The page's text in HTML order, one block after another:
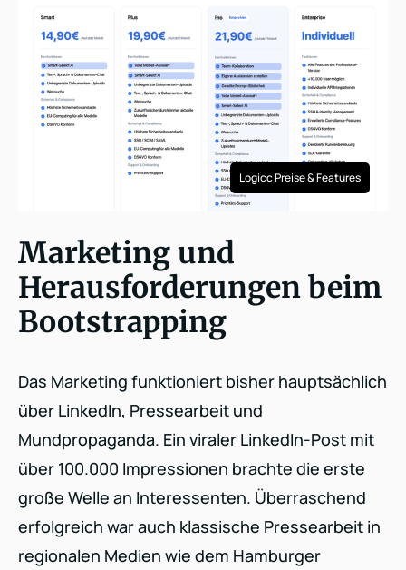
Logicc Preise & Features
Marketing und
Herausforderungen beim
Bootstrapping
Das Marketing funktioniert bisher hauptsächlich
über LinkedIn, Pressearbeit und
Mundpropaganda. Ein viraler LinkedIn-Post mit
über 100.000 Impressionen brachte die erste
große Welle an Interessenten. Überraschend
erfolgreich war auch klassische Pressearbeit in
regionalen Medien wie dem Hamburger